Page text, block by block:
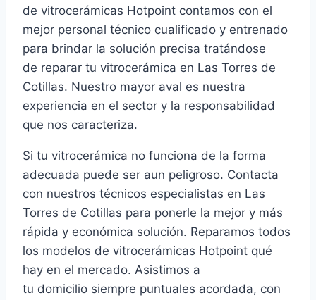
de vitrocerámicas Hotpoint contamos con el
mejor personal técnico cualificado y entrenado
para brindar la solución precisa tratándose
de reparar tu vitrocerámica en Las Torres de
Cotillas. Nuestro mayor aval es nuestra
experiencia en el sector y la responsabilidad
que nos caracteriza.
Si tu vitrocerámica no funciona de la forma
adecuada puede ser aun peligroso. Contacta
con nuestros técnicos especialistas en Las
Torres de Cotillas para ponerle la mejor y más
rápida y económica solución. Reparamos todos
los modelos de vitrocerámicas Hotpoint qué
hay en el mercado. Asistimos a
tu domicilio siempre puntuales acordada, con